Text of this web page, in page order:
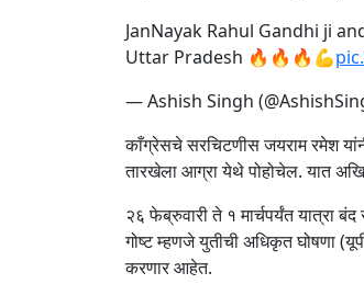
JanNayak Rahul Gandhi ji
Uttar Pradesh 🔥🔥🔥💪
— Ashish Singh
काँग्रेसचे सरचिटणीस जयराम रमेश
तारखेला आग्रा येथे पोहोचेल. यात
२६ फेब्रुवारी ते १ मार्चपर्यंत यात्रा
गोष्ट म्हणजे युतीची अधिकृत घोषणा
करणार आहेत.